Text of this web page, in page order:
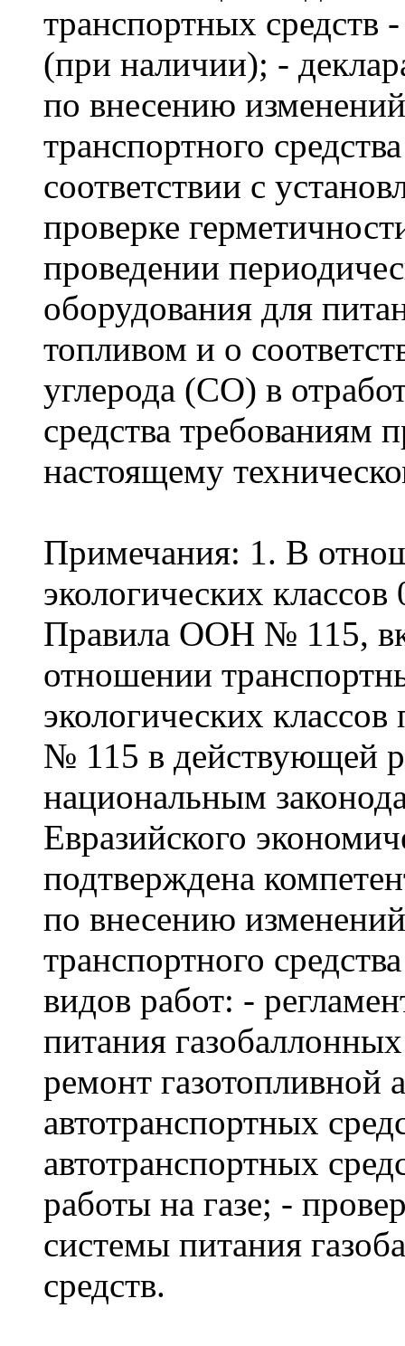
транспортных
(при наличии); -
по внесению
транспортного
соответствии с
проверке
проведении
оборудования для
топливом и о
углерода (CO) в
средства
настоящему
Примечания: 1. В
экологических
Правила ООН № 115,
отношении
экологических
№ 115 в действующей
национальным
Евразийского
подтверждена
по внесению
транспортного
видов работ: -
питания
ремонт газотопливной
автотранспортных
автотранспортных
работы на газе; -
системы питания
средств.